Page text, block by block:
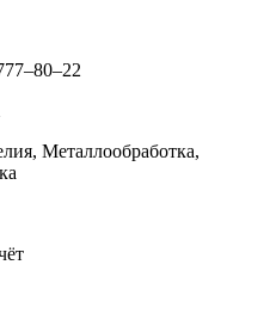
Металлообработка,